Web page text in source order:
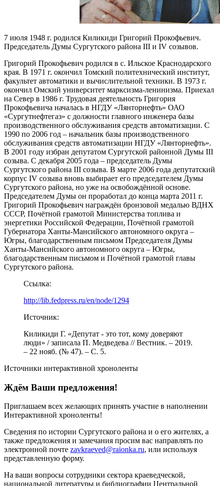
7 июля 1948 г. родился Киликиди Григорий Прокофьевич.
Председатель Думы Сургутского района III и IV созывов.
Григорий Прокофьевич родился в с. Ильское Краснодарского
края. В 1971 г. окончил Томский политехнический институт,
факультет автоматики и вычислительной техники. В 1973 г.
окончил Омский университет марксизма-ленинизма. Приехал
на Север в 1986 г. Трудовая деятельность Григория
Прокофьевича началась в НГДУ «Лянторнефть» ОАО
«Сургутнефтегаз» с должности главного инженера базы
производственного обслуживания средств автоматизации. С
1990 по 2006 год – начальник базы производственного
обслуживания средств автоматизации НГДУ «Лянторнефть».
В 2001 году избран депутатом Сургутской районной Думы III
созыва. С декабря 2005 года – председатель Думы
Сургутского района III созыва. В марте 2006 года депутатский
корпус IV созыва вновь выбирает его председателем Думы
Сургутского района, но уже на освобождённой основе.
Председателем Думы он проработал до конца марта 2011 г.
Григорий Прокофьевич награждён бронзовой медалью ВДНХ
СССР, Почётной грамотой Министерства топлива и
энергетики Российской Федерации, Почётной грамотой
Губернатора Ханты-Мансийского автономного округа –
Югры, благодарственным письмом Председателя Думы
Ханты-Мансийского автономного округа – Югры,
благодарственным письмом и Почётной грамотой главы
Сургутского района.
Ссылка:
http://lib.fedpress.ru/en/node/1294
Источник:
Киликиди Г. «Депутат - это тот, кому доверяют
люди» / записала П. Медведева // Вестник. – 2019.
– 22 нояб. (№ 47). – С. 5.
Источники интерактивной хроноленты
Ждём Ваши предложения!
Приглашаем всех желающих принять участие в наполнении
Интерактивной хроноленты!
Сведения по истории Сургутского района и о его жителях, а
также предложения и замечания просим вас направлять по
электронной почте zavkraeved@raionka.ru, или используя
представленную форму.
На ваши вопросы сотрудники сектора краеведческой,
национальной литературы и библиографии Центральной